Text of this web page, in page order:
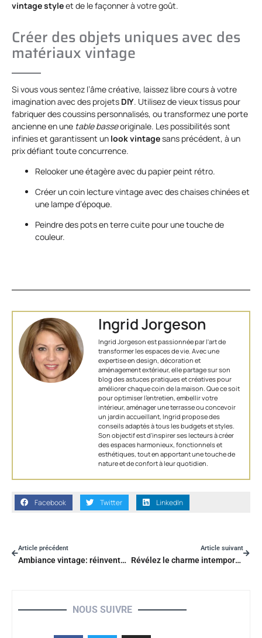
vintage styleet de le façonner à votre goût.
Créer des objets uniques avec des
matériaux vintage
Si vous vous sentez l’âme créative, laissez libre cours à votre
imagination avec des projets DIY. Utilisez de vieux tissus pour
fabriquer des coussins personnalisés, ou transformez une porte
ancienne en une table basseoriginale. Les possibilités sont
infinies et garantissent un look vintagesans précédent, à un
prix défiant toute concurrence.
Relooker une étagère avec du papier peint rétro.
Créer un coin lecture vintage avec des chaises chinées et
une lampe d’époque.
Peindre des pots en terre cuite pour une touche de
couleur.
Ingrid Jorgeson
Ingrid Jorgeson est passionnée par l'art de
transformer les espaces de vie. Avec une
expertise en design, décoration et
aménagement extérieur, elle partage sur son
blog des astuces pratiques et créatives pour
améliorer chaque coin de la maison. Que ce soit
pour optimiser l’entretien, embellir votre
intérieur, aménager une terrasse ou concevoir
un jardin accueillant, Ingrid propose des
conseils adaptés à tous les budgets et styles.
Son objectif est d'inspirer ses lecteurs à créer
des espaces harmonieux, fonctionnels et
esthétiques, tout en apportant une touche de
nature et de confort à leur quotidien.
Facebook Twitter LinkedIn
Article précédent
Ambiance vintage: réinventez votre terrasse avec des idées rétro surprenantes
Article suivant
Révélez le charme intemporel avec le design intérieur classique
NOUS SUIVRE